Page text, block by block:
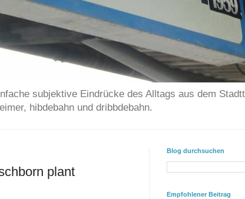
subjektive Eindrücke des Alltags aus dem
hibdebahn und dribbdebahn.
plant
Blog durchsuchen
Empfohlener Beitrag